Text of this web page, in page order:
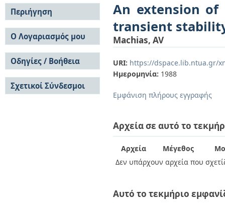
An extension of
transient
Machias, AV
URI: https://dspace.lib.ntua.gr/
Ημερομηνία: 1988
Εμφάνιση πλήρους εγγραφής
Αρχεία σε αυτό το
Αρχεία Μέγεθος
Δεν υπάρχουν αρχεία που
Αυτό το τεκμήριο
Περιήγηση
Σε όλο το DSpace
Κοινότητες & Συλλογές
Ανά Ημερομηνία
Έκδοσης
Συγγραφείς
Τίτλοι
Θέματα
Ο Λογαριασμός μου
Σύνδεση
Εγγραφή
Οδηγίες / Βοήθεια
Οδηγίες Υποβολής
Οδηγίες Χρήσης ΙΑ
Συχνές Ερωτήσεις
Σχετικοί Σύνδεσμοι